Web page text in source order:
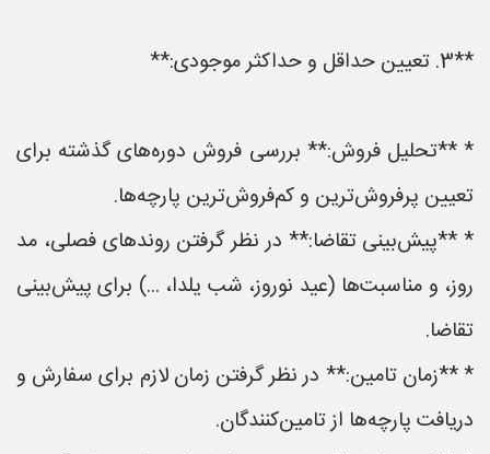
**3. تعیین حداقل و حداکثر موجودی:**
* **تحلیل فروش:** بررسی فروش دوره‌های گذشته برای
تعیین پرفروش‌ترین و کم‌فروش‌ترین پارچه‌ها.
* **پیش‌بینی تقاضا:** در نظر گرفتن روندهای فصلی، مد
روز، و مناسبت‌ها (عید نوروز، شب یلدا، ...) برای پیش‌بینی
تقاضا.
* **زمان تامین:** در نظر گرفتن زمان لازم برای سفارش و
دریافت پارچه‌ها از تامین‌کنندگان.